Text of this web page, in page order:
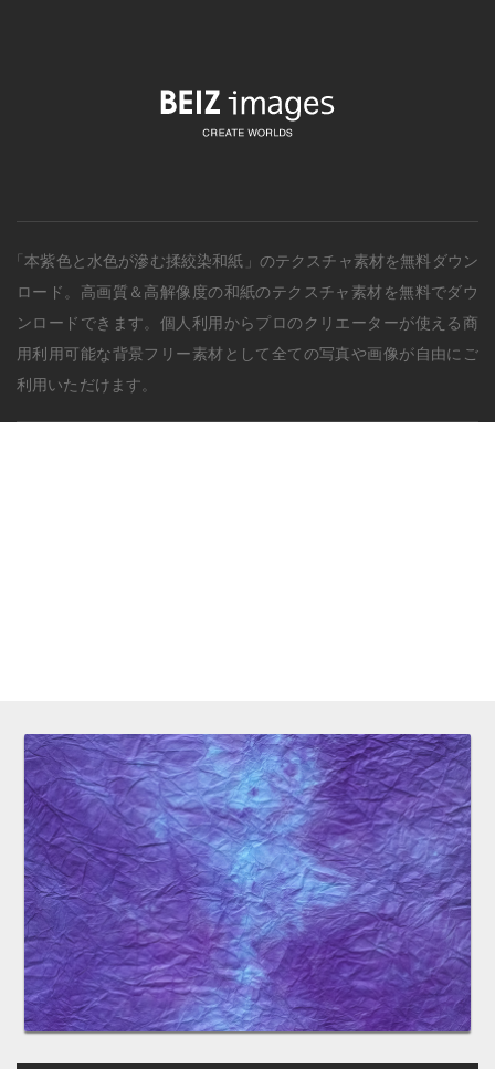
「本紫色と水色が滲む揉絞染和紙」のテクスチャ素材を無料ダウン
ロード。 高画質＆高解像度の和紙のテクスチャ素材を無料でダウ
ンロードできます。個人利用からプロのクリエーターが使える商
用利用可能な背景フリー素材として全ての写真や画像が自由にご
利用いただけます。